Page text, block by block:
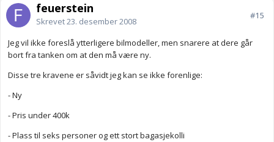
feuerstein
Skrevet23. desember 2008
#15
Jeg vil ikke foreslå ytterligere bilmodeller, men snarere at dere går
bort fra tanken om at den må være ny.
Disse tre kravene er såvidt jeg kan se ikke forenlige:
- Ny
- Pris under 400k
- Plass til seks personer og ett stort bagasjekolli